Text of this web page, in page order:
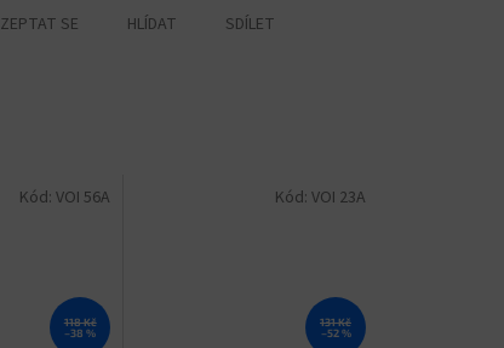
ZEPTAT SE HLÍDAT SDÍLET
118 Kč
–38 %
Kód:VOI 56A
131 Kč
–52 %
Kód: VOI 23A